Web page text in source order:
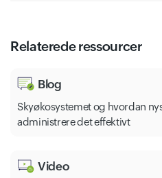
Relaterede ressourcer
Blog
Skyøkosystemet og hvordan
administrere det effektivt
Video